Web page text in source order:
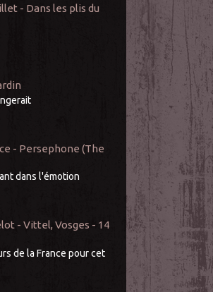
- Dans les plis du
- Persephone (The
dans l'émotion
- Vittel, Vosges - 14
de la France pour cet